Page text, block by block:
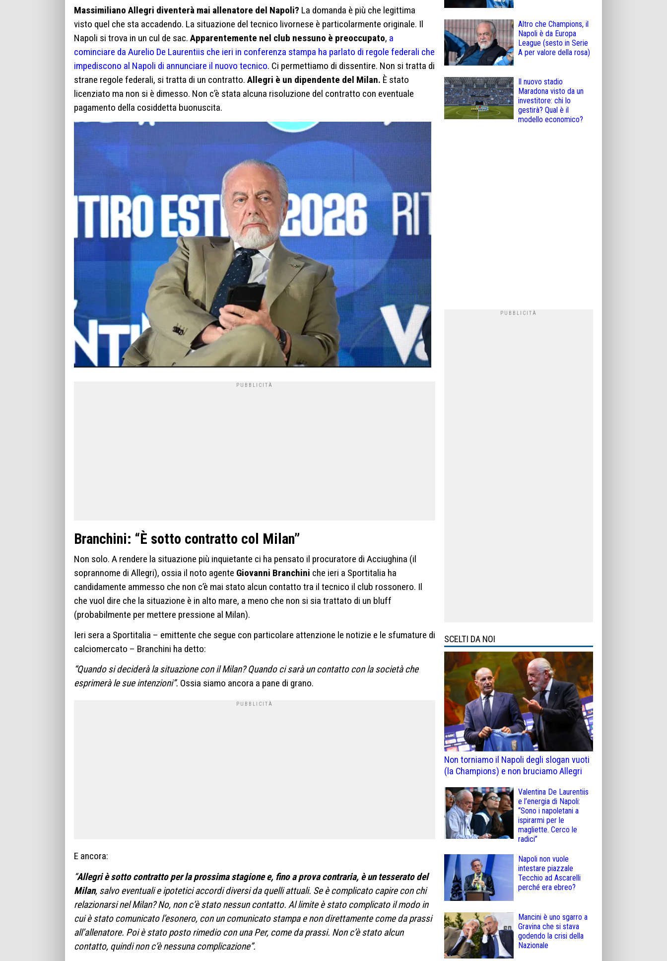
Massimiliano Allegri diventerà mai allenatore del Napoli? La domanda è più che legittima
visto quel che sta accadendo. La situazione del tecnico livornese è particolarmente originale. Il
Napoli si trova in un cul de sac. Apparentemente nel club nessuno è preoccupato, a
cominciare da Aurelio De Laurentiis che ieri in conferenza stampa ha parlato di regole federali che
impediscono al Napoli di annunciare il nuovo tecnico. Ci permettiamo di dissentire. Non si tratta di
strane regole federali, si tratta di un contratto. Allegri è un dipendente del Milan. È stato
licenziato ma non si è dimesso. Non c’è stata alcuna risoluzione del contratto con eventuale
pagamento della cosiddetta buonuscita.
Branchini: “È sotto contratto col Milan”
Non solo. A rendere la situazione più inquietante ci ha pensato il procuratore di Acciughina (il
soprannome di Allegri), ossia il noto agente Giovanni Branchini che ieri a Sportitalia ha
candidamente ammesso che non c’è mai stato alcun contatto tra il tecnico il club rossonero. Il
che vuol dire che la situazione è in alto mare, a meno che non si sia trattato di un bluff
(probabilmente per mettere pressione al Milan).
Ieri sera a Sportitalia – emittente che segue con particolare attenzione le notizie e le sfumature di
calciomercato – Branchini ha detto:
“Quando si deciderà la situazione con il Milan? Quando ci sarà un contatto con la società che
esprimerà le sue intenzioni”. Ossia siamo ancora a pane di grano.
E ancora:
“Allegri è sotto contratto per la prossima stagione e, fino a prova contraria, è un tesserato del
Milan, salvo eventuali e ipotetici accordi diversi da quelli attuali. Se è complicato capire con chi
relazionarsi nel Milan? No, non c’è stato nessun contatto. Al limite è stato complicato il modo in
cui è stato comunicato l’esonero, con un comunicato stampa e non direttamente come da prassi
all’allenatore. Poi è stato posto rimedio con una Per, come da prassi. Non c’è stato alcun
contatto, quindi non c’è nessuna complicazione”.
Altro che Champions, il
Napoli è da Europa
League (sesto in Serie
A per valore della rosa)
Il nuovo stadio
Maradona visto da un
investitore: chi lo
gestirà? Qual è il
modello economico?
SCELTI DA NOI
Non torniamo il Napoli degli slogan vuoti
(la Champions) e non bruciamo Allegri
Valentina De Laurentiis
e l’energia di Napoli:
“Sono i napoletani a
ispirarmi per le
magliette. Cerco le
radici”
Napoli non vuole
intestare piazzale
Tecchio ad Ascarelli
perché era ebreo?
Mancini è uno sgarro a
Gravina che si stava
godendo la crisi della
Nazionale